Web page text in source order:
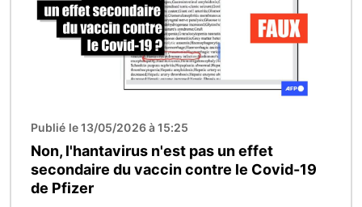
Publié le 13/05/2026 à 15:25
Non, l'hantavirus n'est pas un effet
secondaire du vaccin contre le Covid-19
de Pfizer